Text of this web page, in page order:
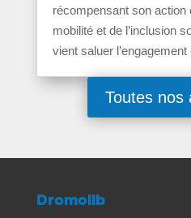
récompensant son action
mobilité et de l’inclusion
vient saluer
Toutes nos
Dromolib